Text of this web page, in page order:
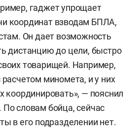
гаджет упрощает
координат взводам БПЛА,
Он дает возможность
дистанцию до цели, быстро
товарищей. Например,
миномета, и у них
координировать», — пояснил
словам бойца, сейчас
в его подразделении нет.